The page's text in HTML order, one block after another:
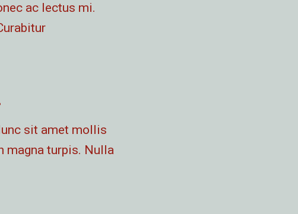
ac lectus mi.
sit amet mollis
magna turpis. Nulla